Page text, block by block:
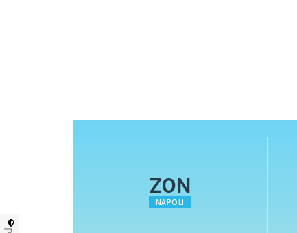
ZON
NAPOLI